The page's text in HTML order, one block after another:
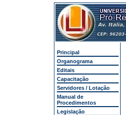
Principal
Organograma
Editais
Capacitação
Servidores / Lotação
Manual de
Procedimentos
Legislação